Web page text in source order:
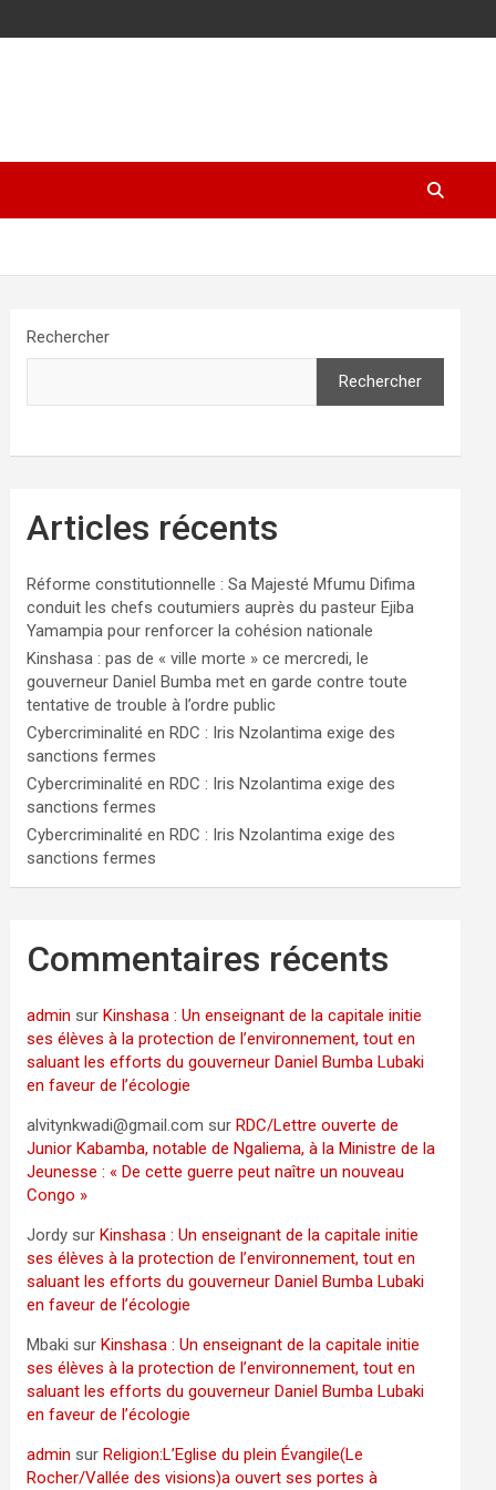
Rechercher
Rechercher
Articles récents
Réforme constitutionnelle : Sa Majesté Mfumu Difima
conduit les chefs coutumiers auprès du pasteur Ejiba
Yamampia pour renforcer la cohésion nationale
Kinshasa : pas de « ville morte » ce mercredi, le
gouverneur Daniel Bumba met en garde contre toute
tentative de trouble à l’ordre public
Cybercriminalité en RDC : Iris Nzolantima exige des
sanctions fermes
Cybercriminalité en RDC : Iris Nzolantima exige des
sanctions fermes
Cybercriminalité en RDC : Iris Nzolantima exige des
sanctions fermes
Commentaires récents
admin surKinshasa : Un enseignant de la capitale initie
ses élèves à la protection de l’environnement, tout en
saluant les efforts du gouverneur Daniel Bumba Lubaki
en faveur de l’écologie
alvitynkwadi@gmail.com surRDC/Lettre ouverte de
Junior Kabamba, notable de Ngaliema, à la Ministre de la
Jeunesse : « De cette guerre peut naître un nouveau
Congo »
Jordy surKinshasa : Un enseignant de la capitale initie
ses élèves à la protection de l’environnement, tout en
saluant les efforts du gouverneur Daniel Bumba Lubaki
en faveur de l’écologie
Mbaki surKinshasa : Un enseignant de la capitale initie
ses élèves à la protection de l’environnement, tout en
saluant les efforts du gouverneur Daniel Bumba Lubaki
en faveur de l’écologie
admin surReligion:L’Eglise du plein Évangile(Le
Rocher/Vallée des visions)a ouvert ses portes à